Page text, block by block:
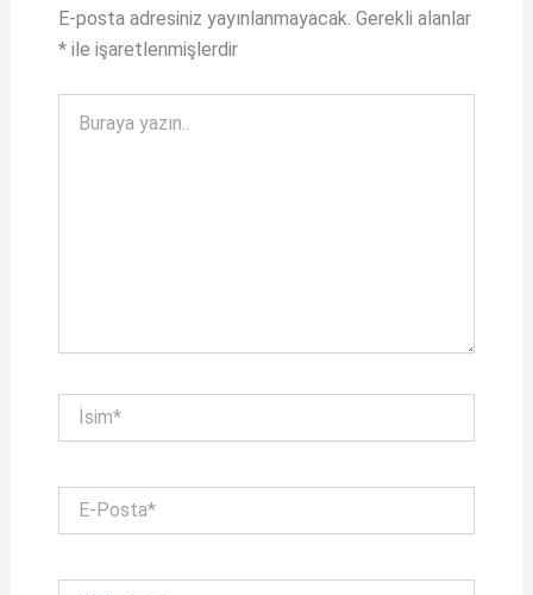
o
o
k
E-posta adresiniz yayınlanmayacak. Gerekli alanlar
*ile işaretlenmişlerdir
yazın..
İsim*
Posta*